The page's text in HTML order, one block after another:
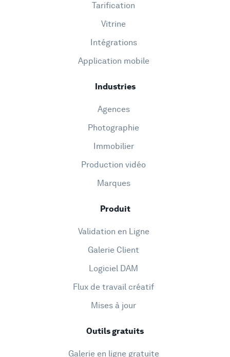
Tarification
Vitrine
Intégrations
Application mobile
Industries
Agences
Photographie
Immobilier
Production vidéo
Marques
Produit
Validation en Ligne
Galerie Client
Logiciel DAM
Flux de travail créatif
Mises à jour
Outils gratuits
Galerie en ligne gratuite